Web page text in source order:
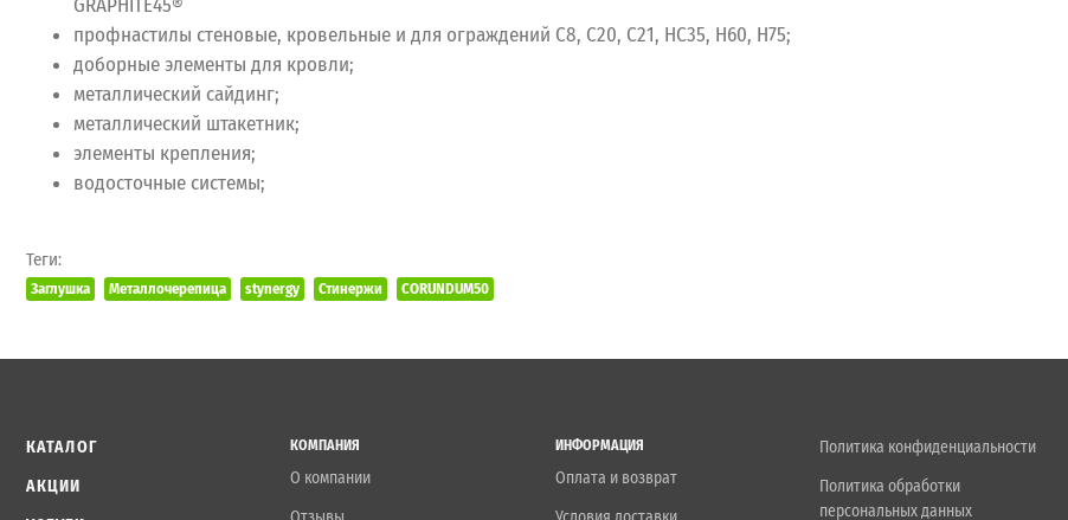
GRAPHITE45®
профнастилы стеновые, кровельные и для ограждений С8, С20, С21, НС35, Н60, Н75;
доборные элементы для кровли;
металлический сайдинг;
металлический штакетник;
элементы крепления;
водосточные системы;
Теги:
Заглушка Металлочерепица stynergy Стинержи CORUNDUM50
КАТАЛОГ
АКЦИИ
КОМПАНИЯ
О компании
ИНФОРМАЦИЯ
Оплата и возврат
Политика конфиденциальности
Политика обработки
персональных данных